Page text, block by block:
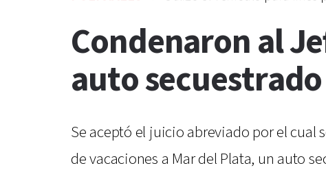
Condenaron al
auto
Se aceptó el juicio abreviado por el cual
de vacaciones a Mar del Plata, un auto